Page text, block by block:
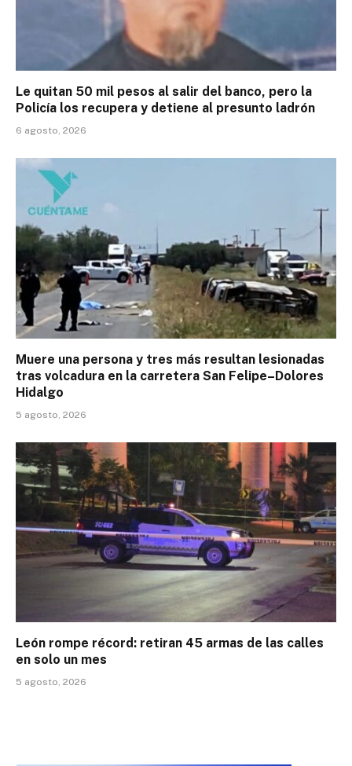
Le quitan 50 mil pesos al salir del banco, pero la
Policía los recupera y detiene al presunto ladrón
6 agosto, 2026
Muere una persona y tres más resultan lesionadas
tras volcadura en la carretera San Felipe–Dolores
Hidalgo
5 agosto, 2026
León rompe récord: retiran 45 armas de las calles
en solo un mes
5 agosto, 2026